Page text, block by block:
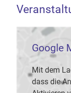
Google
Mit dem
dass die